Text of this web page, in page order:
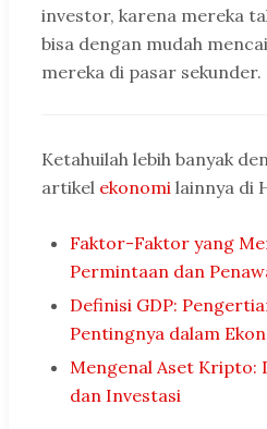
investor, karena mereka
bisa dengan mudah
mereka di pasar sekunder.
Ketahuilah lebih banyak
artikel ekonomi lainnya di
Faktor-Faktor yang
Permintaan dan
Definisi GDP:
Pentingnya dalam
Mengenal Aset Kripto:
dan Investasi